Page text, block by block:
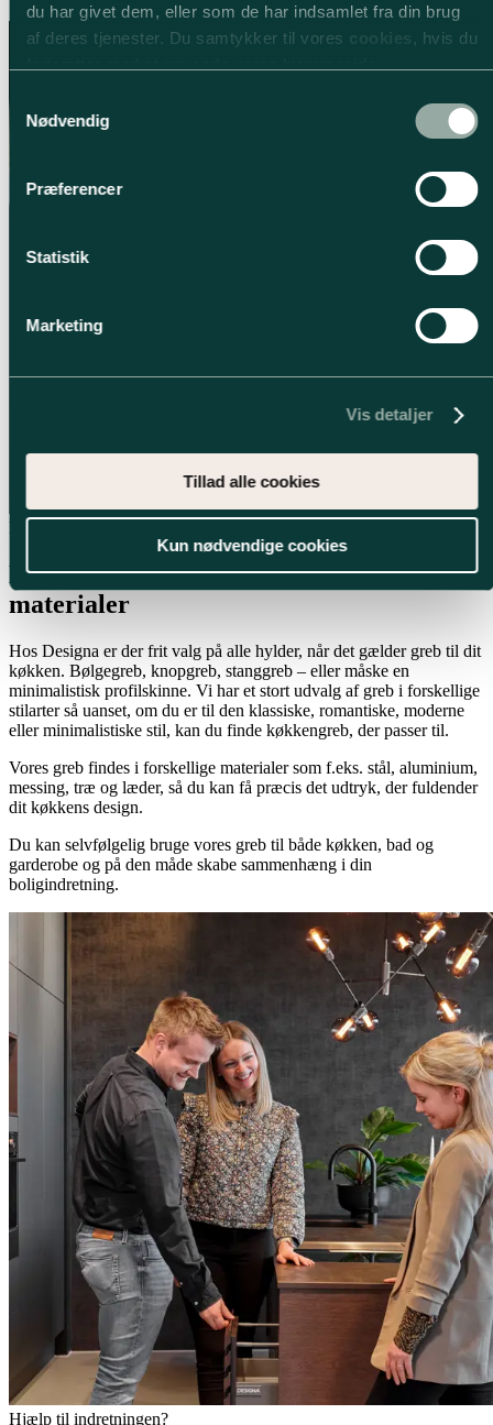
du har givet dem, eller som de har indsamlet fra din brug
af deres tjenester. Du samtykker til vores
cookies
, hvis du
Nødvendig
Præferencer
Statistik
Marketing
Vis detaljer
Tillad alle cookies
Kun nødvendige cookies
Frit valg på alle hylder
Køkkengreb i forskellige stilarter og
materialer
Hos Designa er der frit valg på alle hylder, når det gælder greb til dit
køkken. Bølgegreb, knopgreb, stanggreb – eller måske en
minimalistisk profilskinne. Vi har et stort udvalg af greb i forskellige
stilarter så uanset, om du er til den klassiske, romantiske, moderne
eller minimalistiske stil, kan du finde køkkengreb, der passer til.
Vores greb findes i forskellige materialer som f.eks. stål, aluminium,
messing, træ og læder, så du kan få præcis det udtryk, der fuldender
dit køkkens design.
Du kan selvfølgelig bruge vores greb til både køkken, bad og
garderobe og på den måde skabe sammenhæng i din
boligindretning.
Hjælp til indretningen?